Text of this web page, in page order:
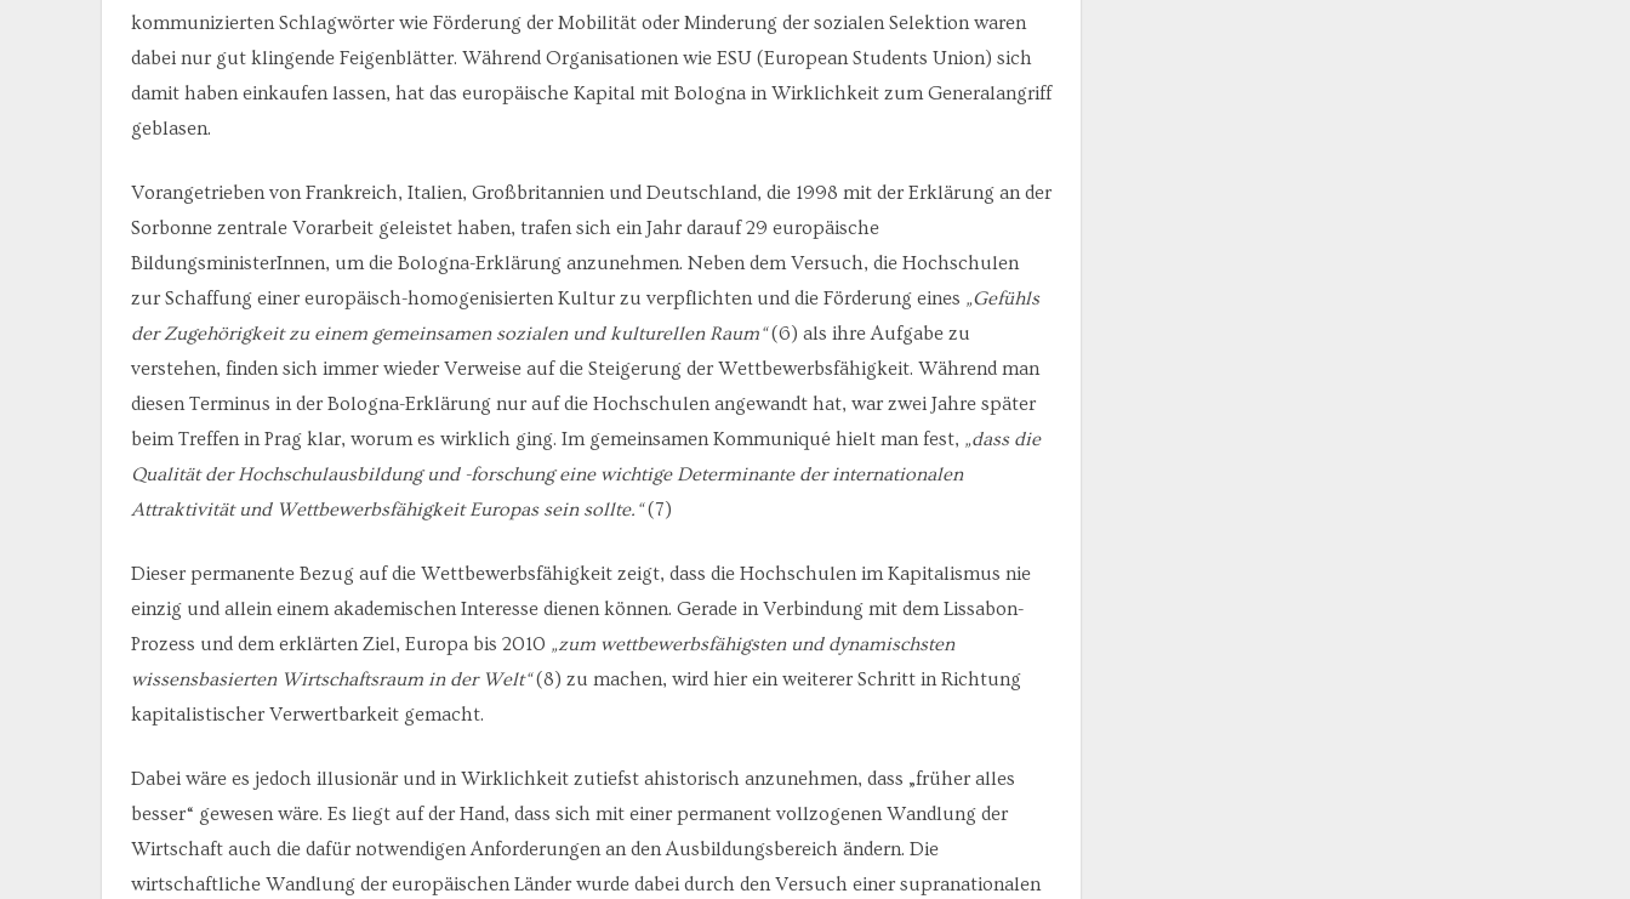
kommunizierten Schlagwörter wie Förderung der Mobilität oder Minderung der sozialen Selektion waren
dabei nur gut klingende Feigenblätter. Während Organisationen wie ESU (European Students Union) sich
damit haben einkaufen lassen, hat das europäische Kapital mit Bologna in Wirklichkeit zum Generalangriff
geblasen.
Vorangetrieben von Frankreich, Italien, Großbritannien und Deutschland, die 1998 mit der Erklärung an der
Sorbonne zentrale Vorarbeit geleistet haben, trafen sich ein Jahr darauf 29 europäische
BildungsministerInnen, um die Bologna-Erklärung anzunehmen. Neben dem Versuch, die Hochschulen
zur Schaffung einer europäisch-homogenisierten Kultur zu verpflichten und die Förderung eines „Gefühls
der Zugehörigkeit zu einem gemeinsamen sozialen und kulturellen Raum“(6) als ihre Aufgabe zu
verstehen, finden sich immer wieder Verweise auf die Steigerung der Wettbewerbsfähigkeit. Während man
diesen Terminus in der Bologna-Erklärung nur auf die Hochschulen angewandt hat, war zwei Jahre später
beim Treffen in Prag klar, worum es wirklich ging. Im gemeinsamen Kommuniqué hielt man fest, „dass die
Qualität der Hochschulausbildung und -forschung eine wichtige Determinante der internationalen
Attraktivität und Wettbewerbsfähigkeit Europas sein sollte.“(7)
Dieser permanente Bezug auf die Wettbewerbsfähigkeit zeigt, dass die Hochschulen im Kapitalismus nie
einzig und allein einem akademischen Interesse dienen können. Gerade in Verbindung mit dem Lissabon-
Prozess und dem erklärten Ziel, Europa bis 2010 „zum wettbewerbsfähigsten und dynamischsten
wissensbasierten Wirtschaftsraum in der Welt“(8) zu machen, wird hier ein weiterer Schritt in Richtung
kapitalistischer Verwertbarkeit gemacht.
Dabei wäre es jedoch illusionär und in Wirklichkeit zutiefst ahistorisch anzunehmen, dass „früher alles
besser“ gewesen wäre. Es liegt auf der Hand, dass sich mit einer permanent vollzogenen Wandlung der
Wirtschaft auch die dafür notwendigen Anforderungen an den Ausbildungsbereich ändern. Die
wirtschaftliche Wandlung der europäischen Länder wurde dabei durch den Versuch einer supranationalen